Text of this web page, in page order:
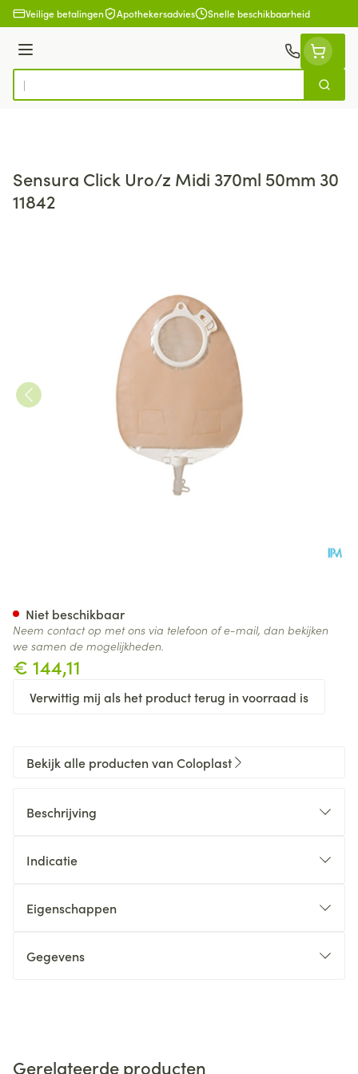
Ga naar de inhoud
Veilige betalingen Apothekersadvies Snelle beschikbaarheid
Menu
Product, merk, categorie...
Zoek
Sensura Click Uro/z Midi 370ml 50mm 30
11842
€ 144,11
Verwittig mij als het product terug in voorraad is
Niet beschikbaar
Neem contact op met ons via telefoon of e-mail, dan bekijken
we samen de mogelijkheden.
Bekijk alle producten van Coloplast
Beschrijving
Indicatie
Eigenschappen
Gegevens
Gerelateerde producten